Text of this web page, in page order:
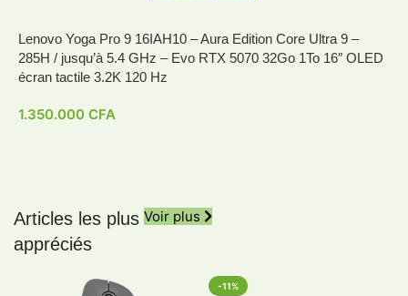
Lenovo Yoga Pro 9 16IAH10 – Aura Edition Core Ultra 9 –
285H / jusqu’à 5.4 GHz – Evo RTX 5070 32Go 1To 16″ OLED
écran tactile 3.2K 120 Hz
1.350.000CFA
Articles les plus
appréciés
Voir plus
-11%